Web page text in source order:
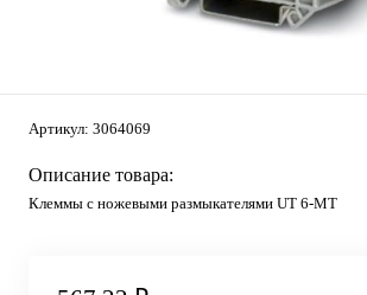
Артикул: 3064069
Описание товара:
Клеммы с ножевыми размыкателями UT 6-MT